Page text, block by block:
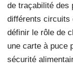
de traçabilité des
différents circuits
définir le rôle de
une carte à puce
sécurité